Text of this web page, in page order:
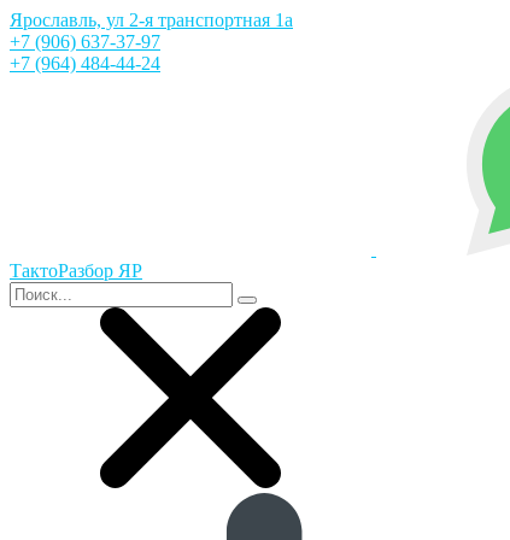
Ярославль, ул 2-я транспортная 1а
+7 (906) 637-37-97
+7 (964) 484-44-24
ТактоРазбор ЯР